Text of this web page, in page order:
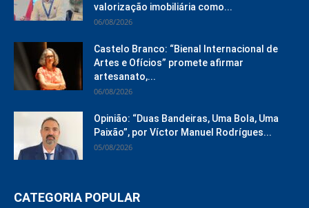
valorização imobiliária como...
06/08/2026
Castelo Branco: “Bienal Internacional de
Artes e Ofícios” promete afirmar
artesanato,...
06/08/2026
Opinião: “Duas Bandeiras, Uma Bola, Uma
Paixão”, por Víctor Manuel Rodrígues...
05/08/2026
CATEGORIA POPULAR